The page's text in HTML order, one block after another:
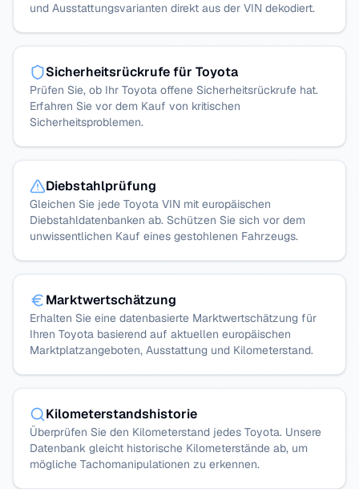
und Ausstattungsvarianten direkt aus der VIN dekodiert.
Sicherheitsrückrufe für Toyota
Prüfen Sie, ob Ihr Toyota offene Sicherheitsrückrufe hat.
Erfahren Sie vor dem Kauf von kritischen
Sicherheitsproblemen.
Diebstahlprüfung
Gleichen Sie jede Toyota VIN mit europäischen
Diebstahldatenbanken ab. Schützen Sie sich vor dem
unwissentlichen Kauf eines gestohlenen Fahrzeugs.
Marktwertschätzung
Erhalten Sie eine datenbasierte Marktwertschätzung für
Ihren Toyota basierend auf aktuellen europäischen
Marktplatzangeboten, Ausstattung und Kilometerstand.
Kilometerstandshistorie
Überprüfen Sie den Kilometerstand jedes Toyota. Unsere
Datenbank gleicht historische Kilometerstände ab, um
mögliche Tachomanipulationen zu erkennen.